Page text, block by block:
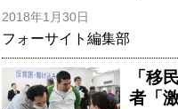
2018年1月30日
フォーサイト編集部
「移
者「